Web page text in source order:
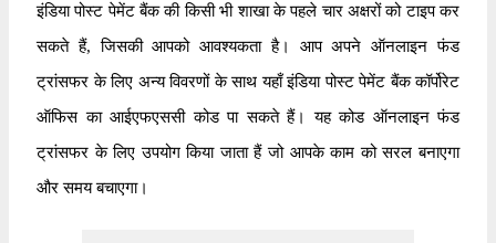
इंडिया पोस्ट पेमेंट बैंक की किसी भी शाखा के पहले चार अक्षरों को टाइप कर
सकते हैं, जिसकी आपको आवश्यकता है। आप अपने ऑनलाइन फंड
ट्रांसफर के लिए अन्य विवरणों के साथ यहाँ इंडिया पोस्ट पेमेंट बैंक कॉर्पोरेट
ऑफिस का आईएफएससी कोड पा सकते हैं। यह कोड ऑनलाइन फंड
ट्रांसफर के लिए उपयोग किया जाता हैं जो आपके काम को सरल बनाएगा
और समय बचाएगा।